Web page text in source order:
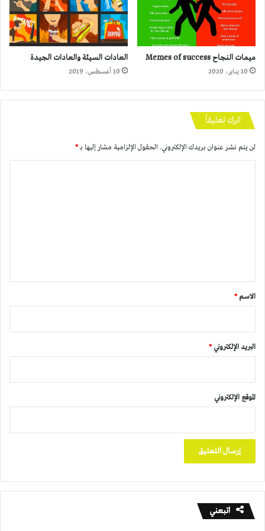
ميمات النجاح Memes of success
10 يناير، 2020
العادات السيئة والعادات الجيدة
10 أغسطس، 2019
اترك تعليقاً
لن يتم نشر عنوان بريدك الإلكتروني. الحقول الإلزامية مشار إليها بـ*
*
الاسم *
البريد الإلكتروني *
الموقع الإلكتروني
اتبعني